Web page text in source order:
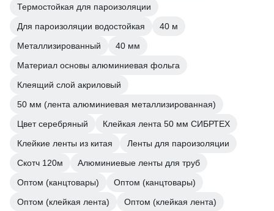
Термостойкая для пароизоляции
Для пароизоляции водостойкая
40 м
Металлизированный
40 мм
Материал основы алюминиевая фольга
Клеящий слой акриловый
50 мм (лента алюминиевая металлизированная)
Цвет серебряный
Клейкая лента 50 мм СИБРТЕХ
Клейкие ленты из китая
Ленты для пароизоляции
Скотч 120м
Алюминиевые ленты для труб
Оптом (канцтовары)
Оптом (канцтовары)
Оптом (клейкая лента)
Оптом (клейкая лента)